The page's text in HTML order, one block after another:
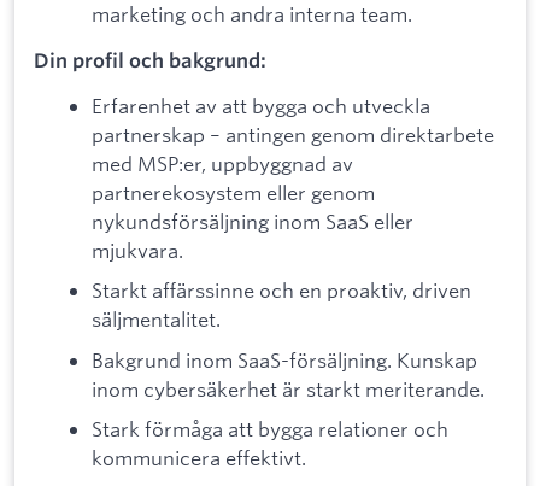
marketing och andra interna team.
Din profil och bakgrund:
Erfarenhet av att bygga och utveckla
partnerskap – antingen genom direktarbete
med MSP:er, uppbyggnad av
partnerekosystem eller genom
nykundsförsäljning inom SaaS eller
mjukvara.
Starkt affärssinne och en proaktiv, driven
säljmentalitet.
Bakgrund inom SaaS-försäljning. Kunskap
inom cybersäkerhet är starkt meriterande.
Stark förmåga att bygga relationer och
kommunicera effektivt.